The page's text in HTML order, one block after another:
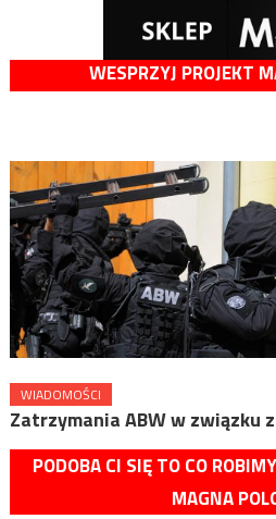
WESPRZYJ PROJEKT
WIADOMOŚCI
Zatrzymania ABW w związku
PODOBA CI SIĘ TO CO
MAGNA